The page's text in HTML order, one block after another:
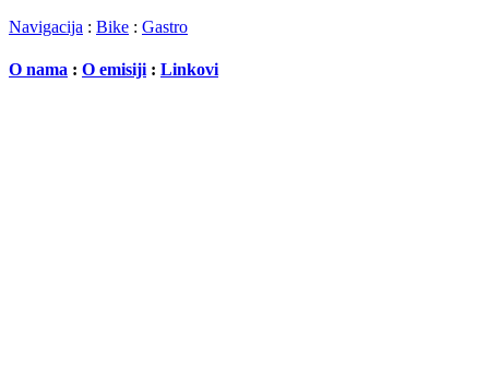
Navigacija : Bike : Gastro
O nama : O emisiji : Linkovi